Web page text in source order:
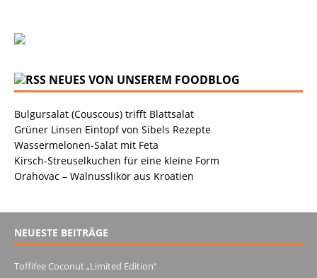
NEUES VON UNSEREM FOODBLOG
Bulgursalat (Couscous) trifft Blattsalat
Grüner Linsen Eintopf von Sibels Rezepte
Wassermelonen-Salat mit Feta
Kirsch-Streuselkuchen für eine kleine Form
Orahovac – Walnusslikör aus Kroatien
NEUESTE BEITRÄGE
Toffifee Coconut „Limited Edition“